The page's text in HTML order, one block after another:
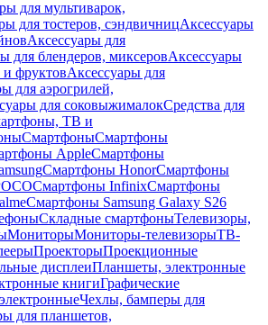
для мультиварок,
для тостеров, сэндвичницАксессуары
Аксессуары для
для блендеров, миксеровАксессуары
фруктовАксессуары для
для аэрогрилей,
для соковыжималокСредства для
ТВ и
СмартфоныСмартфоны
AppleСмартфоны
Смартфоны HonorСмартфоны
Смартфоны InfinixСмартфоны
Смартфоны Samsung Galaxy S26
Складные смартфоныТелевизоры,
МониторыМониторы-телевизорыТВ-
ПроекторыПроекционные
дисплеиПланшеты, электронные
книгиГрафические
Чехлы, бамперы для
для планшетов,